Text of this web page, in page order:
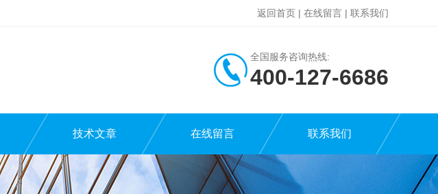
返回首页 | 在线留言 | 联系我们
全国服务咨询热线:
400-127-6686
技术文章 在线留言 联系我们